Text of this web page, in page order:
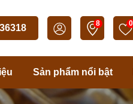
8 0
Sản phẩm nổi bật